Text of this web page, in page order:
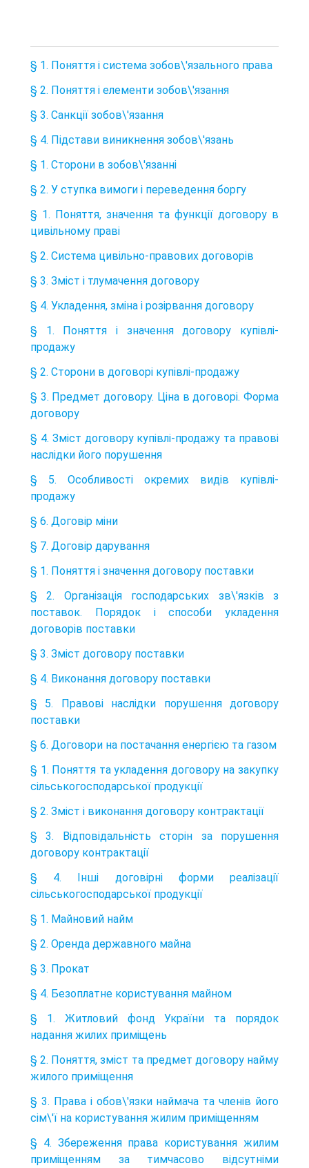
§ 1. Поняття і система зобов\'язального права
§ 2. Поняття і елементи зобов\'язання
§ 3. Санкції зобов\'язання
§ 4. Підстави виникнення зобов\'язань
§ 1. Сторони в зобов\'язанні
§ 2. У ступка вимоги і переведення боргу
§ 1. Поняття, значення та функції договору в
цивільному праві
§ 2. Система цивільно-правових договорів
§ 3. Зміст і тлумачення договору
§ 4. Укладення, зміна і розірвання договору
§ 1. Поняття і значення договору купівлі-
продажу
§ 2. Сторони в договорі купівлі-продажу
§ 3. Предмет договору. Ціна в договорі. Форма
договору
§ 4. Зміст договору купівлі-продажу та правові
наслідки його порушення
§ 5. Особливості окремих видів купівлі-
продажу
§ 6. Договір міни
§ 7. Договір дарування
§ 1. Поняття і значення договору поставки
§ 2. Організація господарських зв\'язків з
поставок. Порядок і способи укладення
договорів поставки
§ 3. Зміст договору поставки
§ 4. Виконання договору поставки
§ 5. Правові наслідки порушення договору
поставки
§ 6. Договори на постачання енергією та газом
§ 1. Поняття та укладення договору на закупку
сільськогосподарської продукції
§ 2. Зміст і виконання договору контрактації
§ 3. Відповідальність сторін за порушення
договору контрактації
§ 4. Інші договірні форми реалізації
сільськогосподарської продукції
§ 1. Майновий найм
§ 2. Оренда державного майна
§ 3. Прокат
§ 4. Безоплатне користування майном
§ 1. Житловий фонд України та порядок
надання жилих приміщень
§ 2. Поняття, зміст та предмет договору найму
жилого приміщення
§ 3. Права і обов\'язки наймача та членів його
сім\'ї на користування жилим приміщенням
§ 4. Збереження права користування жилим
приміщенням за тимчасово відсутніми